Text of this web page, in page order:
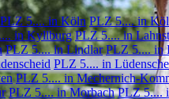
PLZ 5.... in Köln PLZ 5.... in
in Kyllburg PLZ 5.... in
PLZ 5.... in Lindlar PLZ 5.... in
PLZ 5.... in
PLZ 5.... in Mechernich-
PLZ 5.... in Morbach PLZ 5....